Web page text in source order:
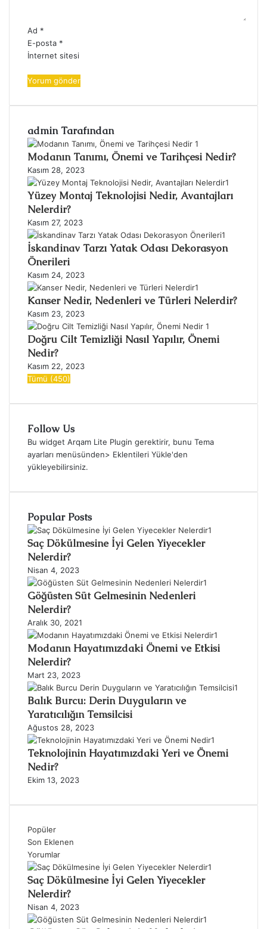
Ad *
E-posta *
İnternet sitesi
admin Tarafından
Modanın Tanımı, Önemi ve Tarihçesi Nedir?
Kasım 28, 2023
Yüzey Montaj Teknolojisi Nedir, Avantajları
Nelerdir?
Kasım 27, 2023
İskandinav Tarzı Yatak Odası Dekorasyon
Önerileri
Kasım 24, 2023
Kanser Nedir, Nedenleri ve Türleri Nelerdir?
Kasım 23, 2023
Doğru Cilt Temizliği Nasıl Yapılır, Önemi
Nedir?
Kasım 22, 2023
Tümü (450)
Follow Us
Bu widget Arqam Lite Plugin gerektirir, bunu Tema
ayarları menüsünden> Eklentileri Yükle'den
yükleyebilirsiniz.
Popular Posts
Saç Dökülmesine İyi Gelen Yiyecekler
Nelerdir?
Nisan 4, 2023
Göğüsten Süt Gelmesinin Nedenleri
Nelerdir?
Aralık 30, 2021
Modanın Hayatımızdaki Önemi ve Etkisi
Nelerdir?
Mart 23, 2023
Balık Burcu: Derin Duyguların ve
Yaratıcılığın Temsilcisi
Ağustos 28, 2023
Teknolojinin Hayatımızdaki Yeri ve Önemi
Nedir?
Ekim 13, 2023
Popüler
Son Eklenen
Yorumlar
Saç Dökülmesine İyi Gelen Yiyecekler
Nelerdir?
Nisan 4, 2023